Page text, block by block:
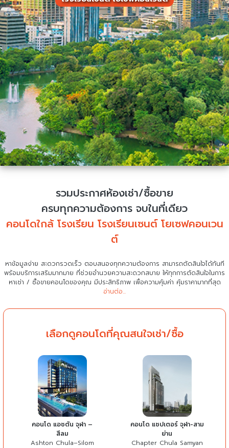
รวมประกาศห้องเช่า/ซื้อขาย
ครบทุกความต้องการ จบในที่เดียว
คอนโดใกล้ โรงเรียน โรงเรียนเซนต์ โยเซฟคอนเวน
ต์
หาข้อมูลง่าย สะดวกรวดเร็ว ตอบสนองทุกความต้องการ สามารถตัดสินใจได้ทันที
พร้อมบริการเสริมมากมาย ที่ช่วยอำนวยความสะดวกสบาย ให้ทุกการตัดสินใจในการ
หาเช่า / ซื้อขายคอนโดของคุณ มีประสิทธิภาพ เพื่อความคุ้มค่า คุ้มราคามากที่สุด
อ่านต่อ...
เลือกดูคอนโดที่คุณสนใจเช่า/ซื้อ
คอนโด แอชตัน จุฬา –
สีลม
Ashton Chula–Silom
คอนโด แชปเตอร์ จุฬา-สาม
ย่าน
Chapter Chula Samyan